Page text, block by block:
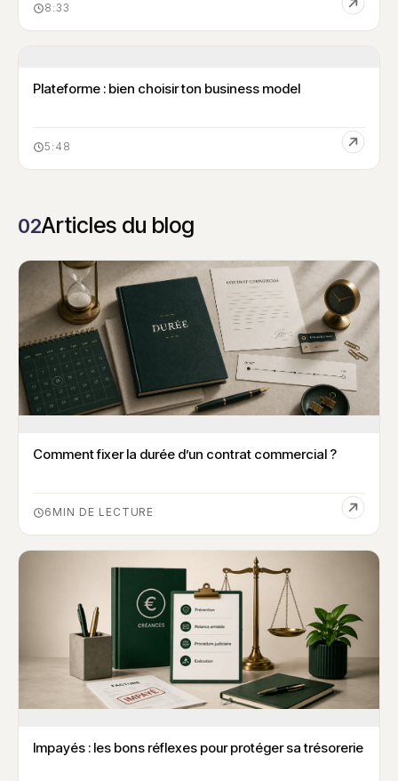
8:33
Plateforme : bien choisir ton business model
5:48
02Articles du blog
Comment fixer la durée d’un contrat commercial ?
6
Impayés : les bons réflexes pour protéger sa trésorerie